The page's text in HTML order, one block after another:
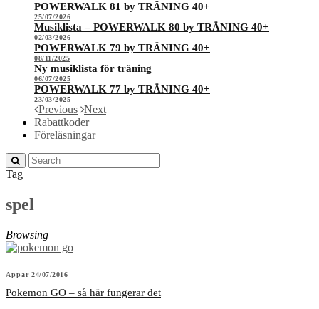
POWERWALK 81 by TRÄNING 40+
25/07/2026
Musiklista – POWERWALK 80 by TRÄNING 40+
02/03/2026
POWERWALK 79 by TRÄNING 40+
08/11/2025
Ny musiklista för träning
06/07/2025
POWERWALK 77 by TRÄNING 40+
23/03/2025
Previous Next
Rabattkoder
Föreläsningar
Tag
spel
Browsing
Appar 24/07/2016
Pokemon GO – så här fungerar det